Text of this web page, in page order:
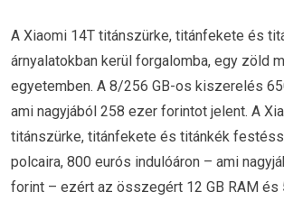
A Xiaomi 14T titánszürke, titánfekete és
árnyalatokban kerül forgalomba, egy zöld
egyetemben. A 8/256 GB-os kiszerelés
ami nagyjából 258 ezer forintot jelent. A
titánszürke, titánfekete és titánkék
polcaira, 800 eurós indulóáron – ami
forint – ezért az összegért 12 GB RAM és